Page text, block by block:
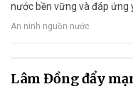
nước bền vững và đáp ứng
An ninh nguồn nước
Lâm Đồng đẩy